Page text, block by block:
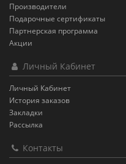
Производители
Подарочные сертификаты
Партнерская программа
Акции
Личный Кабинет
Личный Кабинет
История заказов
Закладки
Рассылка
Контакты